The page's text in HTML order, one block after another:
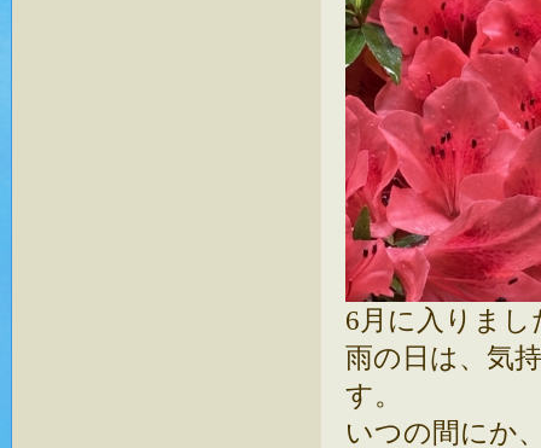
6月に入りまし
雨の日は、気
す。
いつの間にか